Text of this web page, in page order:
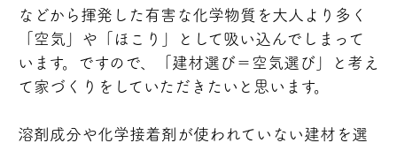
などから揮発した有害な化学物質を大人より多く
「空気」や「ほこり」として吸い込んでしまって
います。ですので、「建材選び＝空気選び」と考え
て家づくりをしていただきたいと思います。
溶剤成分や化学接着剤が使われていない建材を選